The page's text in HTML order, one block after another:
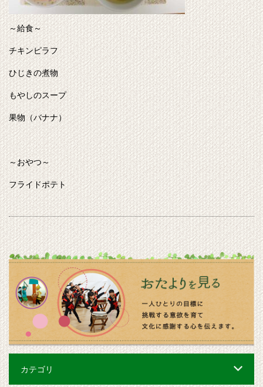
～給食～
チキンピラフ
ひじきの煮物
もやしのスープ
果物（バナナ）
～おやつ～
フライドポテト
カテゴリ